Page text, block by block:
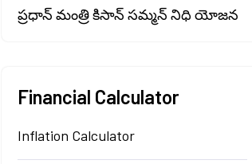
ప్రధాన్ మంత్రి కిసాన్ సమ్మన్ నిధి యోజన
Financial Calculator
Inflation Calculator